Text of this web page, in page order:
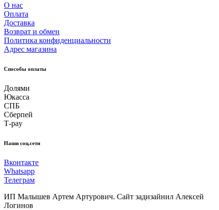
О нас
Оплата
Доставка
Возврат и обмен
Политика конфиденциальности
Адрес магазина
Способы оплаты
Долями
Юкасса
СПБ
Сберпей
Т-pay
Наши соц.сети
Вконтакте
Whatsapp
Телеграм
ИП Малышев Артем Артурович. Сайт задизайнил Алексей
Логинов